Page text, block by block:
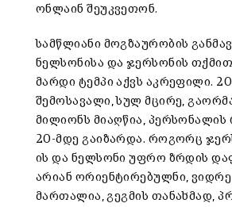
ონლაინ შეუკვეთონ.
სამწლიანი მოგზაურობის
ნელსონისა და ჯერსონის
მარდი ტემპი აქვს აკრეფილი.
შემოსავალი, სულ მცირე,
მილიონს მიაღწია, პერსონალის
20-მდე გაიზარდა. როგორც
ის და ნელსონი უფრო ზრდის
არიან ორიენტირებულნი, ვიდრე
მართალია, გეგმის თანახმად,